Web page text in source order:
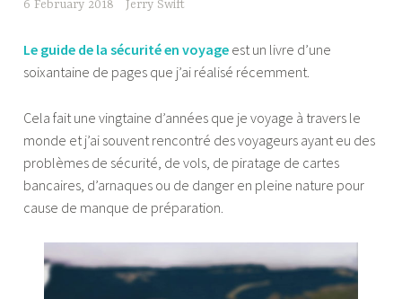
6 February 2018 Jerry Swift
Le guide de la sécurité en voyage est un livre d’une
soixantaine de pages que j’ai réalisé récemment.
Cela fait une vingtaine d’années que je voyage à travers le
monde et j’ai souvent rencontré des voyageurs ayant eu des
problèmes de sécurité, de vols, de piratage de cartes
bancaires, d’arnaques ou de danger en pleine nature pour
cause de manque de préparation.